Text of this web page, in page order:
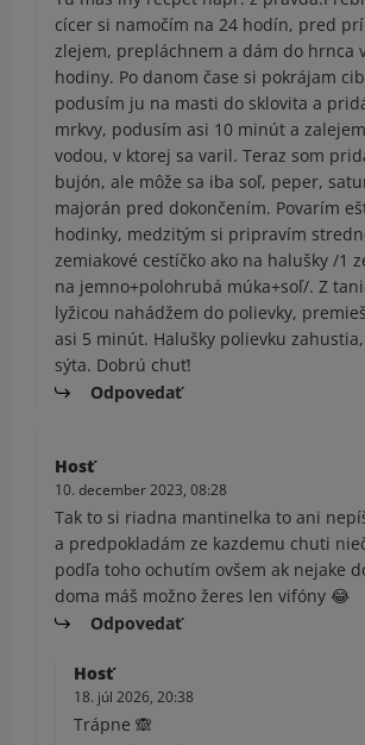
cícer si namočím na 24 hodín, pred
zlejem, prepláchnem a dám do hrnca
hodiny. Po danom čase si pokrájam
podusím ju na masti do sklovita a
mrkvy, podusím asi 10 minút a
vodou, v ktorej sa varil. Teraz som
bujón, ale môže sa iba soľ, peper,
majorán pred dokončením. Povarím
hodinky, medzitým si pripravím
zemiakové cestíčko ako na halušky /1
na jemno+polohrubá múka+soľ/. Z
lyžicou nahádžem do polievky,
asi 5 minút. Halušky polievku
sýta. Dobrú chuť!
Odpovedať
Hosť
10. december 2023, 08:28
Tak to si riadna mantinelka to ani
a predpokladám ze kazdemu chuti
podľa toho ochutím ovšem ak nejake
doma máš možno žeres len vifóny 😂
Odpovedať
Hosť
18. júl 2026, 20:38
Trápne 🙈